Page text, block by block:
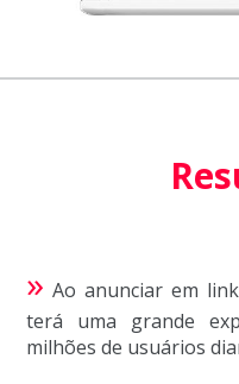
» Ao anunciar em
terá uma grande
milhões de usuários